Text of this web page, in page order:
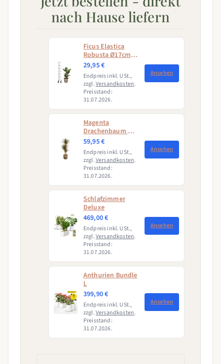
nach Hause liefern
Ficus Elastica
Robusta Ø17cm -
↕50 - 60cm
29,95 €
Endpreis inkl. USt.,
zzgl.Versandkosten.
Preisstand:
31.07.2026.
Ansehen
Magenta
Drachenbaum mit
Korb (Dracaena
Marginata
Magenta)
59,95 €
Endpreis inkl. USt.,
zzgl.Versandkosten.
Preisstand:
31.07.2026.
Ansehen
Schlafzimmer
Deluxe
469,00 €
Endpreis inkl. USt.,
zzgl.Versandkosten.
Preisstand:
31.07.2026.
Ansehen
Anthurien Bundle
L
399,90 €
Endpreis inkl. USt.,
zzgl.Versandkosten.
Preisstand:
31.07.2026.
Ansehen